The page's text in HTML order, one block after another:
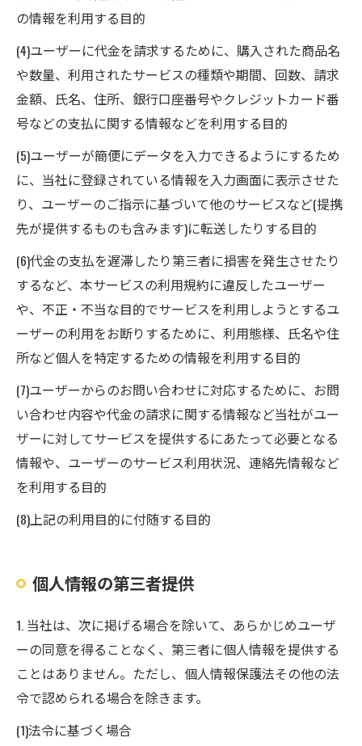
の情報を利用する目的
(4)ユーザーに代金を請求するために、購入された商品名
や数量、利用されたサービスの種類や期間、回数、請求
金額、氏名、住所、銀行口座番号やクレジットカード番
号などの支払に関する情報などを利用する目的
(5)ユーザーが簡便にデータを入力できるようにするため
に、当社に登録されている情報を入力画面に表示させた
り、ユーザーのご指示に基づいて他のサービスなど(提携
先が提供するものも含みます)に転送したりする目的
(6)代金の支払を遅滞したり第三者に損害を発生させたり
するなど、本サービスの利用規約に違反したユーザー
や、不正・不当な目的でサービスを利用しようとするユ
ーザーの利用をお断りするために、利用態様、氏名や住
所など個人を特定するための情報を利用する目的
(7)ユーザーからのお問い合わせに対応するために、お問
い合わせ内容や代金の請求に関する情報など当社がユー
ザーに対してサービスを提供するにあたって必要となる
情報や、ユーザーのサービス利用状況、連絡先情報など
を利用する目的
(8)上記の利用目的に付随する目的
個人情報の第三者提供
1. 当社は、次に掲げる場合を除いて、あらかじめユーザ
ーの同意を得ることなく、第三者に個人情報を提供する
ことはありません。ただし、個人情報保護法その他の法
令で認められる場合を除きます。
(1)法令に基づく場合